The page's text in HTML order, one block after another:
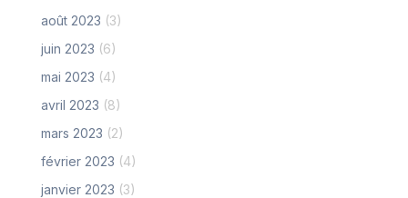
août 2023 (3)
juin 2023 (6)
mai 2023 (4)
avril 2023 (8)
mars 2023 (2)
février 2023 (4)
janvier 2023 (3)